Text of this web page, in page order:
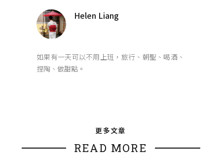
Helen Liang
如果有一天可以不用上班，旅行、朝聖、喝酒、
捏陶、做甜點。
更多文章
READ MORE